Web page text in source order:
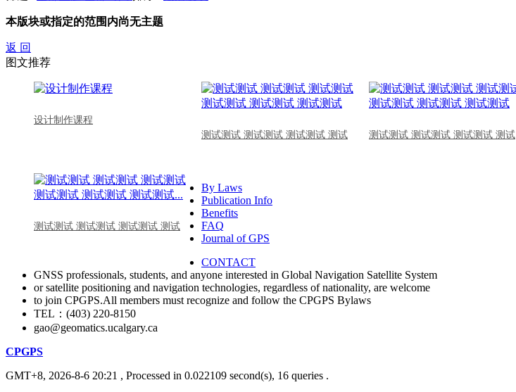
本版块或指定的范围内尚无主题
返 回
图文推荐
设计制作课程
测试测试 测试测试 测试测试 测试
测试测试 测试测试 测试测试 测试
测试测试 测试测试 测试测试 测试
By Laws
Publication Info
Benefits
FAQ
Journal of GPS
CONTACT
GNSS professionals, students, and anyone interested in Global Navigation Satellite System
or satellite positioning and navigation technologies, regardless of nationality, are welcome
to join CPGPS.All members must recognize and follow the CPGPS Bylaws
TEL：(403) 220-8150
gao@geomatics.ucalgary.ca
CPGPS
GMT+8, 2026-8-6 20:21 , Processed in 0.022109 second(s), 16 queries .